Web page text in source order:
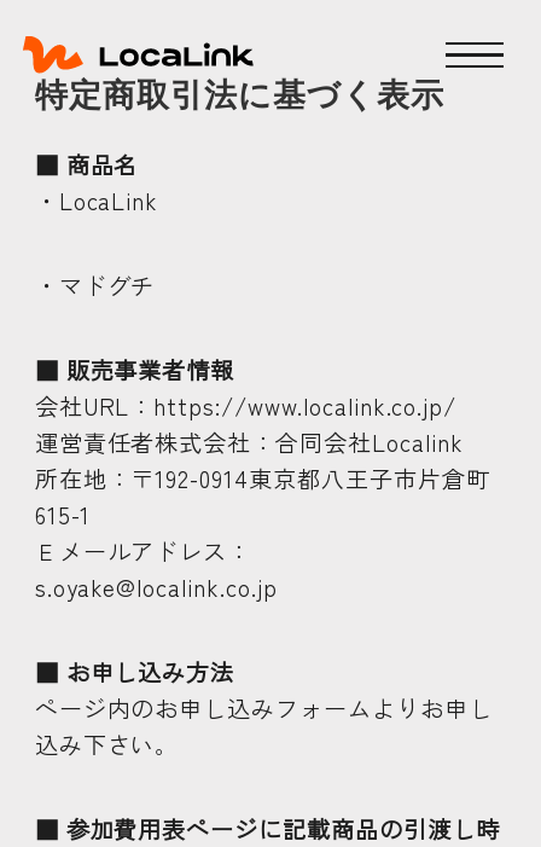
特定商取引法に基づく表示
■ 商品名
・LocaLink
・マドグチ
■ 販売事業者情報
会社URL：https://www.localink.co.jp/
運営責任者株式会社：合同会社Localink
所在地：〒192-0914東京都八王子市片倉町
615-1
Ｅメールアドレス：
s.oyake@localink.co.jp
■ お申し込み方法
ページ内のお申し込みフォームよりお申し
込み下さい。
■ 参加費用表ページに記載商品の引渡し時